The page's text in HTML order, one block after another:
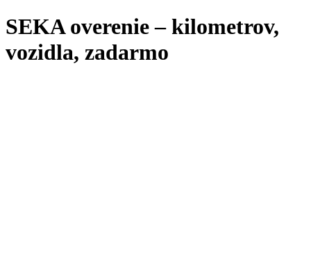
SEKA overenie – kilometrov,
vozidla, zadarmo